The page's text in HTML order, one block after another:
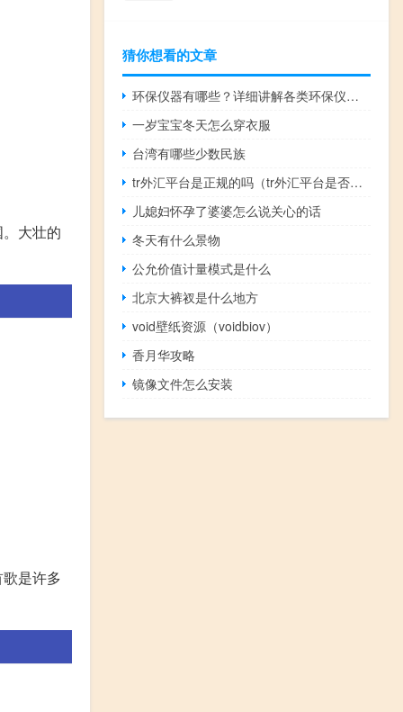
大壮的
是许多
猜你想看的文章
环保仪器有哪些？详细讲解各类环保仪器的使用方法
一岁宝宝冬天怎么穿衣服
台湾有哪些少数民族
tr外汇平台是正规的吗（tr外汇平台是否正规）
儿媳妇怀孕了婆婆怎么说关心的话
冬天有什么景物
公允价值计量模式是什么
北京大裤衩是什么地方
void壁纸资源（voidbiov）
香月华攻略
镜像文件怎么安装